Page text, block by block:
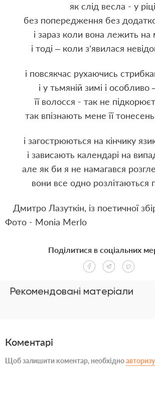
як слід весла - у ріці
без попередження без
і зараз коли вона лежить на
і тоді – коли з’явилася
і повсякчас рухаючись
і у тьмяній зимі і особливо
її волосся - так не
так впізнають мене її
і загострюються на кінчику
і зависають календарі на
але як би я не намагався
вони все одно розлітаються
Дмитро Лазуткін, із поетичної
Фото - Monia Merlo
Рекомендовані матеріали
Поділитися в соціальних
Коментарі
Щоб залишити коментар, необхідно